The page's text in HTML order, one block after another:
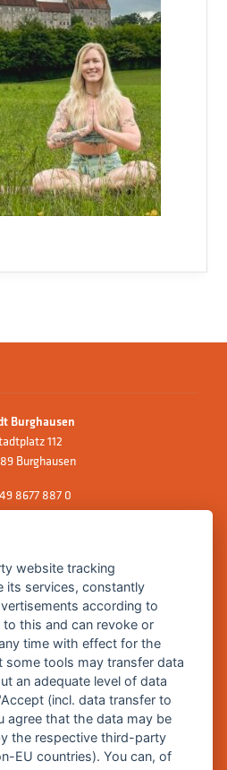
Burghausen
112
Burghausen
8677 887 0
der Stadt Burghausen:
in leichter Sprache
burghausen.de
burghausen.de
website tracking
its services, constantly
according to
this and can revoke or
time with effect for the
some tools may transfer data
an adequate level of data
(incl. data transfer to
agree that the data may be
the respective third-party
EU countries). You can, of